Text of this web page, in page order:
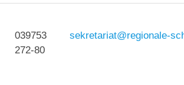
039753
272-80
sekretariat@regionale-